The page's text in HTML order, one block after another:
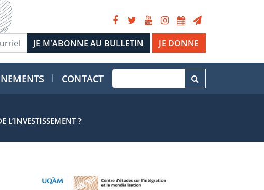
JE DONNE
CONTACT
L’INVESTISSEMENT ?